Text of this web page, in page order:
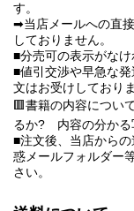
す。
➡当店メールへの直
しておりません。
■分売可の表示がなけ
■値引交渉や早急な
文はお受けしており
🟥書籍の内容につい
るか? 内容の分かる
■注文後、当店から
惑メールフォルダー
さい。